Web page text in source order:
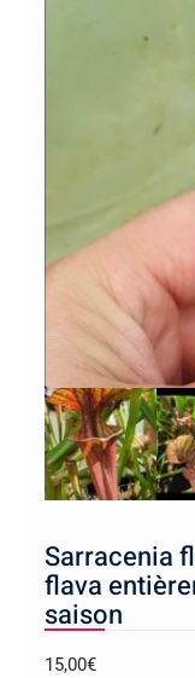
Sarracenia
flava
saison
15,00€